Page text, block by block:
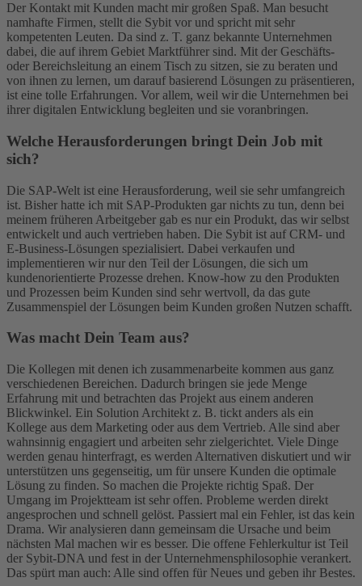
Der Kontakt mit Kunden macht mir großen Spaß. Man besucht
namhafte Firmen, stellt die Sybit vor und spricht mit sehr
kompetenten Leuten. Da sind z. T. ganz bekannte Unternehmen
dabei, die auf ihrem Gebiet Marktführer sind. Mit der Geschäfts-
oder Bereichsleitung an einem Tisch zu sitzen, sie zu beraten und
von ihnen zu lernen, um darauf basierend Lösungen zu präsentieren,
ist eine tolle Erfahrungen. Vor allem, weil wir die Unternehmen bei
ihrer digitalen Entwicklung begleiten und sie voranbringen.
Welche Herausforderungen bringt Dein Job mit
sich?
Die SAP-Welt ist eine Herausforderung, weil sie sehr umfangreich
ist. Bisher hatte ich mit SAP-Produkten gar nichts zu tun, denn bei
meinem früheren Arbeitgeber gab es nur ein Produkt, das wir selbst
entwickelt und auch vertrieben haben. Die Sybit ist auf CRM- und
E-Business-Lösungen spezialisiert. Dabei verkaufen und
implementieren wir nur den Teil der Lösungen, die sich um
kundenorientierte Prozesse drehen. Know-how zu den Produkten
und Prozessen beim Kunden sind sehr wertvoll, da das gute
Zusammenspiel der Lösungen beim Kunden großen Nutzen schafft.
Was macht Dein Team aus?
Die Kollegen mit denen ich zusammenarbeite kommen aus ganz
verschiedenen Bereichen. Dadurch bringen sie jede Menge
Erfahrung mit und betrachten das Projekt aus einem anderen
Blickwinkel. Ein Solution Architekt z. B. tickt anders als ein
Kollege aus dem Marketing oder aus dem Vertrieb. Alle sind aber
wahnsinnig engagiert und arbeiten sehr zielgerichtet. Viele Dinge
werden genau hinterfragt, es werden Alternativen diskutiert und wir
unterstützen uns gegenseitig, um für unsere Kunden die optimale
Lösung zu finden. So machen die Projekte richtig Spaß. Der
Umgang im Projektteam ist sehr offen. Probleme werden direkt
angesprochen und schnell gelöst. Passiert mal ein Fehler, ist das kein
Drama. Wir analysieren dann gemeinsam die Ursache und beim
nächsten Mal machen wir es besser. Die offene Fehlerkultur ist Teil
der Sybit-DNA und fest in der Unternehmensphilosophie verankert.
Das spürt man auch: Alle sind offen für Neues und geben ihr Bestes.